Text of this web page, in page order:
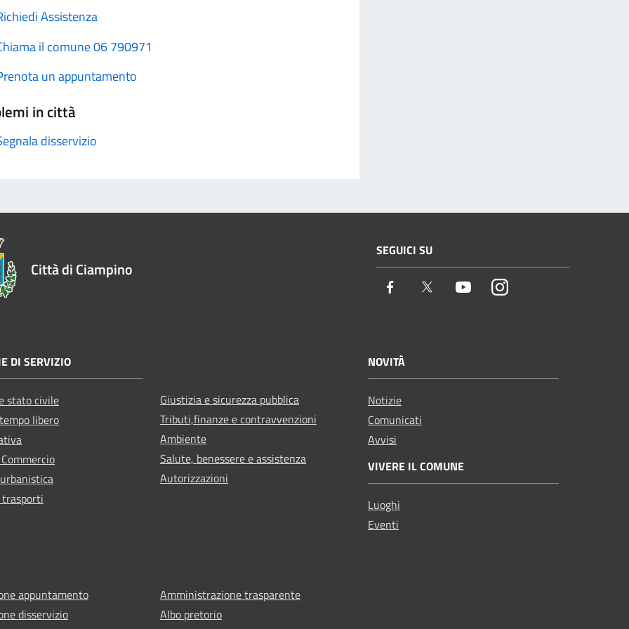
Assistenza
il comune 06 790971
un appuntamento
in città
disservizio
Città di Ciampino
SEGUICI SU
Facebook Twitter YoutubeInstagram
DI SERVIZIO
stato civile
libero
Giustizia e sicurezza pubblica
Tributi,finanze e contravvenzioni
Ambiente
Salute, benessere e assistenza
Autorizzazioni
NOVITÀ
Notizie
Comunicati
Avvisi
VIVERE IL COMUNE
Luoghi
Eventi
appuntamento
disservizio
Amministrazione trasparente
Albo pretorio